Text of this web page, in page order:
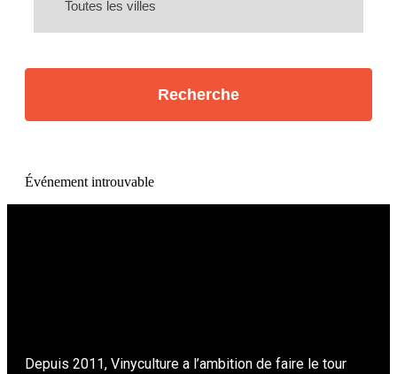
Événement introuvable
Depuis 2011, Vinyculture a l’ambition de faire le tour